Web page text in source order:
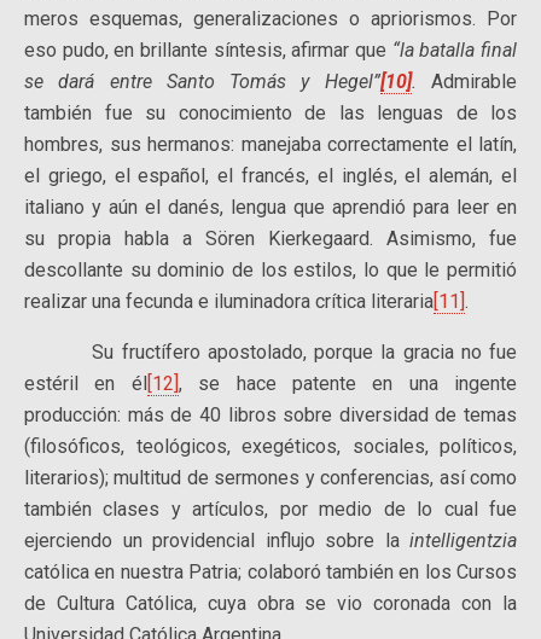
meros esquemas, generalizaciones o apriorismos. Por
eso pudo, en brillante síntesis, afirmar que “la batalla final
se dará entre Santo Tomás y Hegel”[10]. Admirable
también fue su conocimiento de las lenguas de los
hombres, sus hermanos: manejaba correctamente el latín,
el griego, el español, el francés, el inglés, el alemán, el
italiano y aún el danés, lengua que aprendió para leer en
su propia habla a Sören Kierkegaard. Asimismo, fue
descollante su dominio de los estilos, lo que le permitió
realizar una fecunda e iluminadora crítica literaria[11].
Su fructífero apostolado, porque la gracia no fue
estéril en él[12], se hace patente en una ingente
producción: más de 40 libros sobre diversidad de temas
(filosóficos, teológicos, exegéticos, sociales, políticos,
literarios); multitud de sermones y conferencias, así como
también clases y artículos, por medio de lo cual fue
ejerciendo un providencial influjo sobre la intelligentzia
católica en nuestra Patria; colaboró también en los Cursos
de Cultura Católica, cuya obra se vio coronada con la